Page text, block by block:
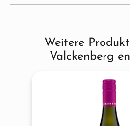
Produktgalerie
Weitere
Valckenberg